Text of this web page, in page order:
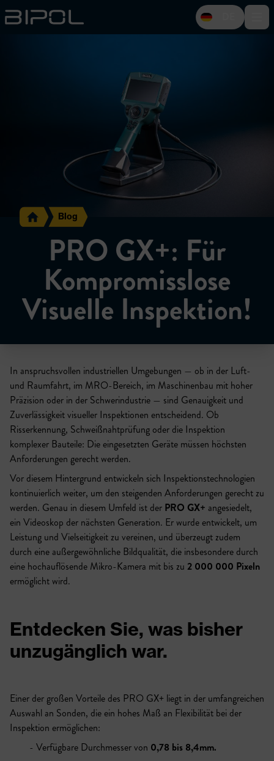
Blog
PRO GX+: Für
Kompromisslose
Visuelle Inspektion!
In anspruchsvollen industriellen Umgebungen — ob in der Luft-
und Raumfahrt, im MRO-Bereich, im Maschinenbau mit hoher
Präzision oder in der Schwerindustrie — sind Genauigkeit und
Zuverlässigkeit visueller Inspektionen entscheidend. Ob
Risserkennung, Schweißnahtprüfung oder die Inspektion
komplexer Bauteile: Die eingesetzten Geräte müssen höchsten
Anforderungen gerecht werden.
Vor diesem Hintergrund entwickeln sich Inspektionstechnologien
kontinuierlich weiter, um den steigenden Anforderungen gerecht zu
werden. Genau in diesem Umfeld ist der PRO GX+ angesiedelt,
ein Videoskop der nächsten Generation. Er wurde entwickelt, um
Leistung und Vielseitigkeit zu vereinen, und überzeugt zudem
durch eine außergewöhnliche Bildqualität, die insbesondere durch
eine hochauflösende Mikro-Kamera mit bis zu 2 000 000 Pixeln
ermöglicht wird.
Entdecken Sie, was bisher
unzugänglich war.
Einer der großen Vorteile des PRO GX+ liegt in der umfangreichen
Auswahl an Sonden, die ein hohes Maß an Flexibilität bei der
Inspektion ermöglichen:
Verfügbare Durchmesser von 0,78 bis 8,4mm.